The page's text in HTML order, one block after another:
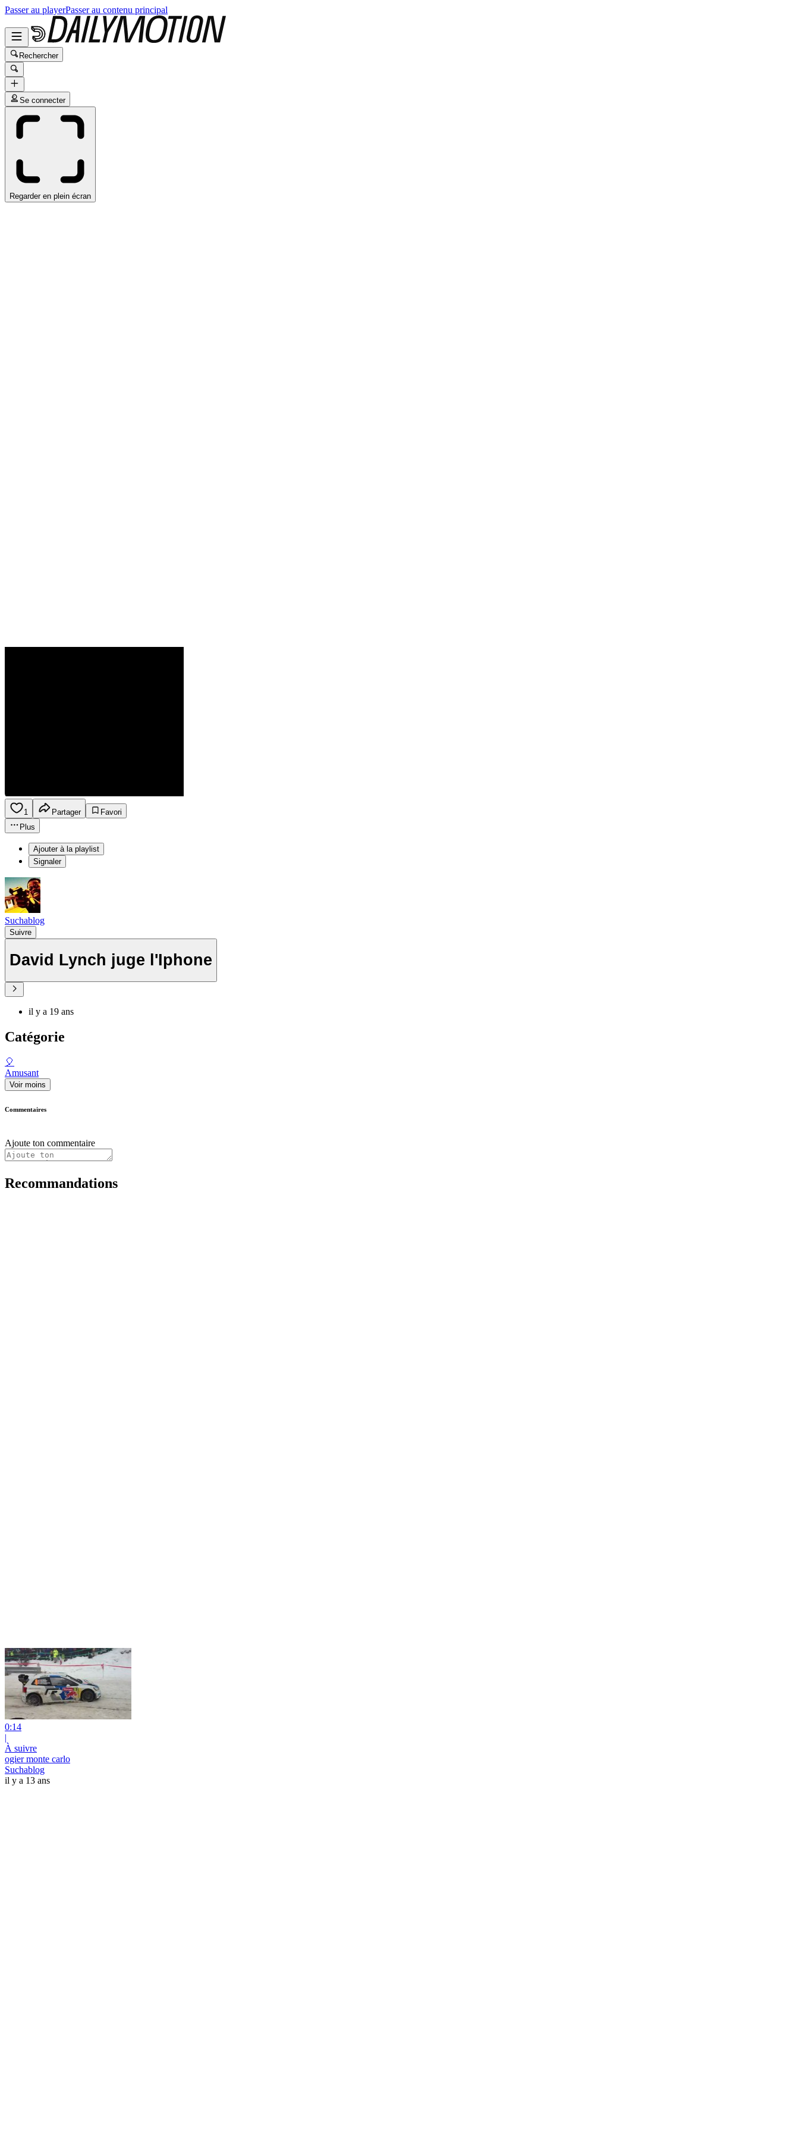
Passer au playerPasser au contenu principal
Rechercher
Se connecter
Regarder en plein écran
1 Partager
Favori
Plus
Ajouter à la playlist
Signaler
Suchablog
Suivre
David Lynch juge l'Iphone
il y a 19 ans
Catégorie
🎈
Amusant
Voir moins
Commentaires
Ajoute ton commentaire
Recommandations
0:14
|
À suivre
ogier monte carlo
Suchablog
il y a 13 ans